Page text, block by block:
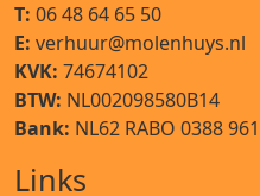
T: 06 48 64 65 50
E: verhuur@molenhuys.nl
KVK: 74674102
BTW: NL002098580B14
Bank: NL62 RABO 0388
Links